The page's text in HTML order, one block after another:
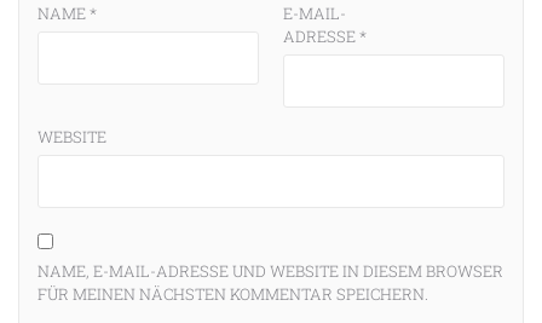
NAME*
E-MAIL-
ADRESSE*
WEBSITE
NAME, E-MAIL-ADRESSE UND WEBSITE IN DIESEM BROWSER
FÜR MEINEN NÄCHSTEN KOMMENTAR SPEICHERN.